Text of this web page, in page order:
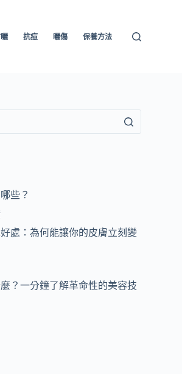
抗痘 曬傷 保養方法
些？
處：為何能讓你的皮膚立刻變
？一分鐘了解革命性的美容技